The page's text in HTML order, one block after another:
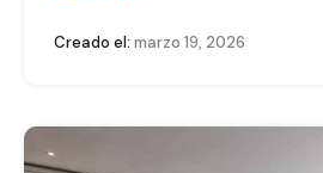
Creado el: marzo 19, 2026